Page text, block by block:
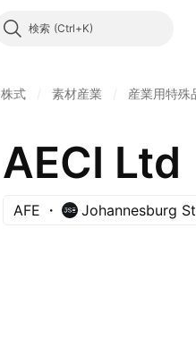
検索
株式 素材産業 産業用特殊
AECI Ltd
AFE Johannesburg